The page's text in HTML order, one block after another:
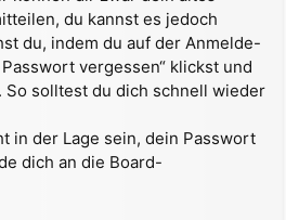
du kannst es jedoch
du, indem du auf der Anmelde-
vergessen“ klickst und
solltest du dich schnell wieder
in der Lage sein, dein Passwort
dich an die Board-